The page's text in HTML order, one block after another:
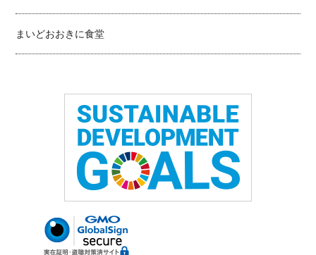
まいどおおきに食堂